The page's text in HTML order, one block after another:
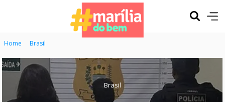
Home Brasil
Brasil